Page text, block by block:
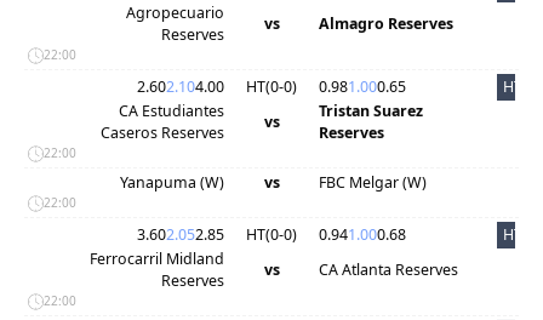
Agropecuario
Reserves
vs Almagro Reserves
22:00
2.602.104.00 HT(0-0) 0.981.000.65
HT
CA Estudiantes
Caseros Reserves
vs
Tristan Suarez
Reserves
22:00
Yanapuma (W) vs FBC Melgar (W)
22:00
3.602.052.85 HT(0-0) 0.941.000.68
HT
Ferrocarril Midland
Reserves
vs CA Atlanta Reserves
22:00